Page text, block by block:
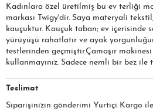
Kadınlara özel üretilmiş bu ev terliği
markası Twigy'dir. Saya materyali
kauçuktur. Kauçuk taban; ev içerisinde
yürüyüşü rahatlatır ve ayak
testlerinden geçmiştir.Çamaşır
kullanmayınız. Sadece nemli bir bez ile
Teslimat
Siparişinizin gönderimi Yurtiçi Kargo